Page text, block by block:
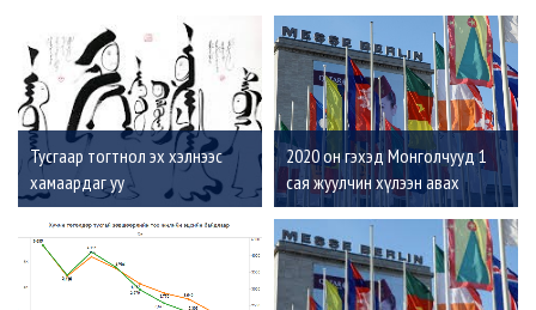
Тусгаар тогтнол эх хэлнээс
хамаардаг уу
2020 он гэхэд Монголчууд 1
сая жуулчин хүлээн авах
зорилго тавьжээ